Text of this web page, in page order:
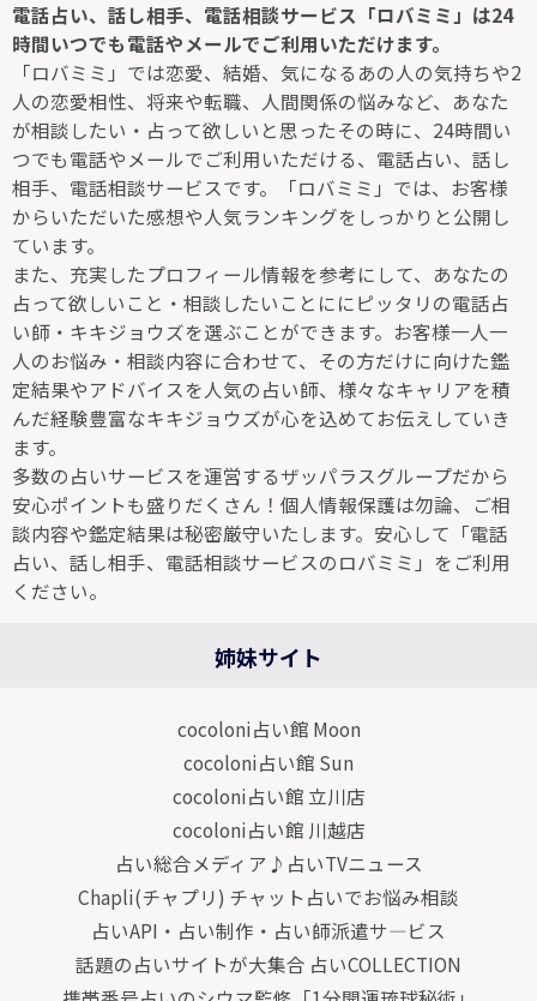
電話占い、話し相手、電話相談サービス「ロバミミ」は24
時間いつでも電話やメールでご利用いただけます。
「ロバミミ」では恋愛、結婚、気になるあの人の気持ちや2
人の恋愛相性、将来や転職、人間関係の悩みなど、あなた
が相談したい・占って欲しいと思ったその時に、24時間い
つでも電話やメールでご利用いただける、電話占い、話し
相手、電話相談サービスです。「ロバミミ」では、お客様
からいただいた感想や人気ランキングをしっかりと公開し
ています。
また、充実したプロフィール情報を参考にして、あなたの
占って欲しいこと・相談したいことににピッタリの電話占
い師・キキジョウズを選ぶことができます。お客様一人一
人のお悩み・相談内容に合わせて、その方だけに向けた鑑
定結果やアドバイスを人気の占い師、様々なキャリアを積
んだ経験豊富なキキジョウズが心を込めてお伝えしていき
ます。
多数の占いサービスを運営するザッパラスグループだから
安心ポイントも盛りだくさん！個人情報保護は勿論、ご相
談内容や鑑定結果は秘密厳守いたします。安心して「電話
占い、話し相手、電話相談サービスのロバミミ」をご利用
ください。
姉妹サイト
cocoloni占い館 Moon
cocoloni占い館 Sun
cocoloni占い館 立川店
cocoloni占い館 川越店
占い総合メディア♪占いTVニュース
Chapli(チャプリ) チャット占いでお悩み相談
占いAPI・占い制作・占い師派遣サ―ビス
話題の占いサイトが大集合 占いCOLLECTION